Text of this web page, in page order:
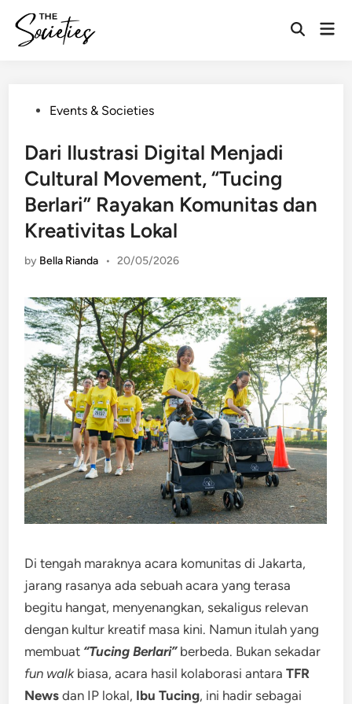
content
Open
PostedEvents & Societies
Dari Ilustrasi Digital Menjadi
Cultural Movement, “Tucing
Berlari” Rayakan Komunitas dan
Kreativitas Lokal
by Bella Rianda • 20/05/2026
Di tengah maraknya acara komunitas di Jakarta,
jarang rasanya ada sebuah acara yang terasa
begitu hangat, menyenangkan, sekaligus relevan
dengan kultur kreatif masa kini. Namun itulah yang
membuat “Tucing Berlari” berbeda. Bukan sekadar
fun walkbiasa, acara hasil kolaborasi antaraTFR
News dan IP lokal, Ibu Tucing, ini hadir sebagai